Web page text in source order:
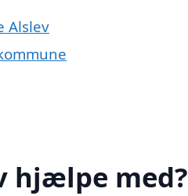
Alslev
hjælpe med?